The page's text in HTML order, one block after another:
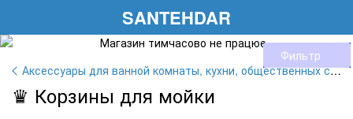
SANTEHDAR
Аксессуары для ванной комнаты, кухни, общественных санузлов
Фильтр
♛ Корзины для мойки